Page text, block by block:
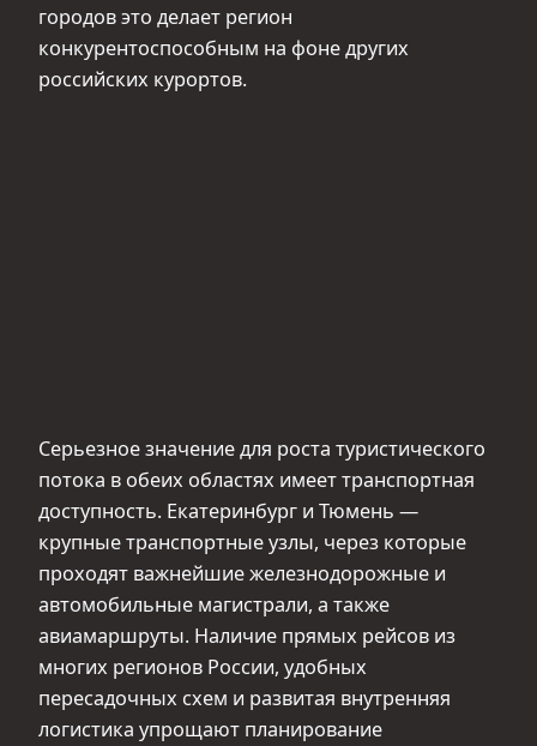
городов это делает регион
конкурентоспособным на фоне других
российских курортов.
Серьезное значение для роста туристического
потока в обеих областях имеет транспортная
доступность. Екатеринбург и Тюмень —
крупные транспортные узлы, через которые
проходят важнейшие железнодорожные и
автомобильные магистрали, а также
авиамаршруты. Наличие прямых рейсов из
многих регионов России, удобных
пересадочных схем и развитая внутренняя
логистика упрощают планирование